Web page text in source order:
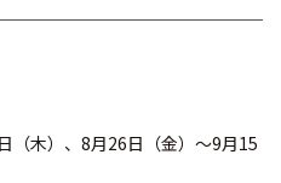
（木）、8月26日（金）～9月15